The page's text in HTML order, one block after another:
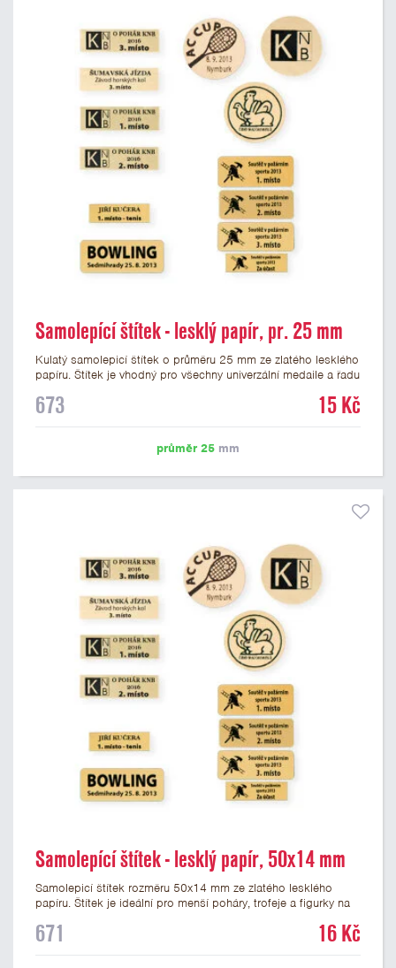
Samolepící štítek - lesklý papír, pr. 25 mm
Kulatý samolepicí štítek o průměru 25 mm ze zlatého lesklého
papíru. Štítek je vhodný pro všechny univerzální medaile a řadu
mm. Na štítek je možné vytisknout logo nebo text dle vašeho
673 15 Kč
průměr 25 mm
Samolepící štítek - lesklý papír, 50x14 mm
Samolepicí štítek rozměru 50x14 mm ze zlatého lesklého
papíru. Štítek je ideální pro menší poháry, trofeje a figurky na
libovolné logo nebo text. U textu doporučujeme maximálně 3
671 16 Kč